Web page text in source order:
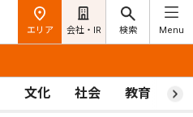
エリア 会社・IR 検索 Menu
文化 社会 教育 ス